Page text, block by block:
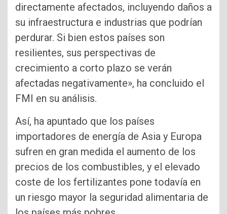
directamente afectados, incluyendo daños a
su infraestructura e industrias que podrían
perdurar. Si bien estos países son
resilientes, sus perspectivas de
crecimiento a corto plazo se verán
afectadas negativamente», ha concluido el
FMI en su análisis.
Así, ha apuntado que los países
importadores de energía de Asia y Europa
sufren en gran medida el aumento de los
precios de los combustibles, y el elevado
coste de los fertilizantes pone todavía en
un riesgo mayor la seguridad alimentaria de